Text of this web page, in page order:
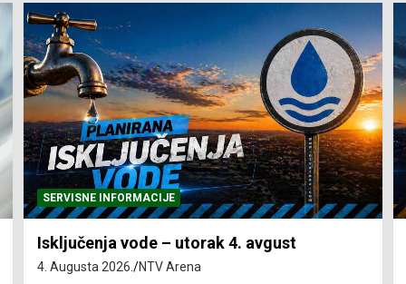
SERVISNE INFORMACIJE
Isključenja vode – utorak 4. avgust
4. Augusta 2026. NTV Arena